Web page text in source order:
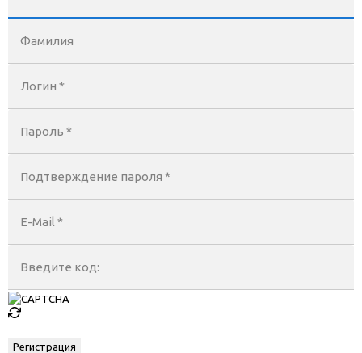
Фамилия
Логин *
Пароль *
Подтверждение пароля *
E-Mail *
Введите код: